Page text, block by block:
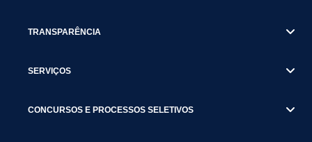
TRANSPARÊNCIA
SERVIÇOS
CONCURSOS E PROCESSOS SELETIVOS